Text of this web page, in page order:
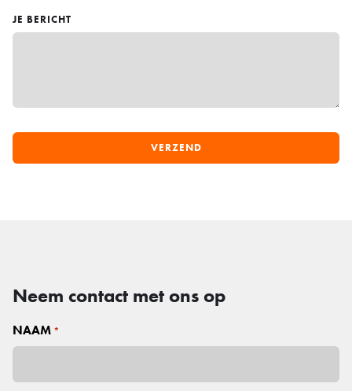
JE BERICHT
Neem contact met ons op
NAAM *